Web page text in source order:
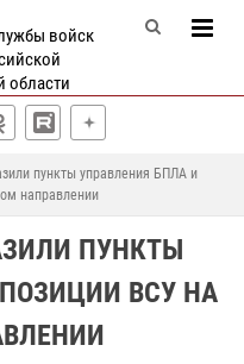
войск
области
пункты управления БПЛА и
направлении
ПУНКТЫ
ВСУ НА